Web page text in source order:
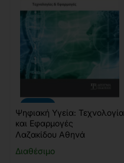
Διαθέσιμο
Ψηφιακή Υγεία: Τεχνολογία
και Εφαρμογές
Λαζακίδου Αθηνά